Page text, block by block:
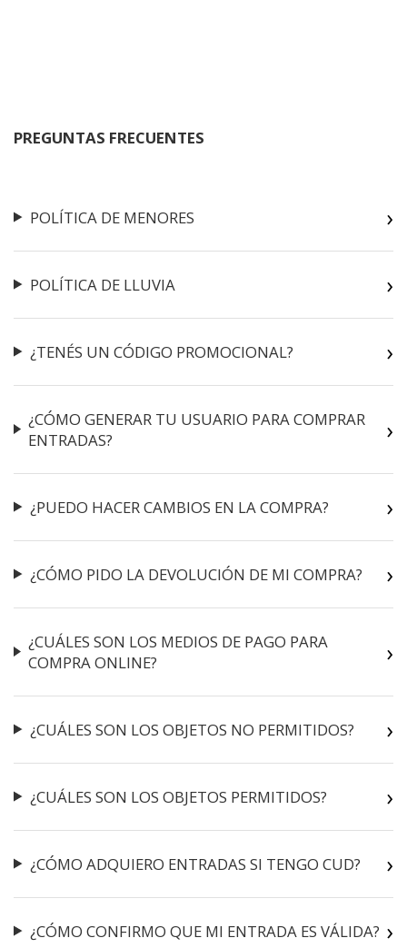
PREGUNTAS FRECUENTES
POLÍTICA DE MENORES
POLÍTICA DE LLUVIA
¿TENÉS UN CÓDIGO PROMOCIONAL?
¿CÓMO GENERAR TU USUARIO PARA COMPRAR
ENTRADAS?
¿PUEDO HACER CAMBIOS EN LA COMPRA?
¿CÓMO PIDO LA DEVOLUCIÓN DE MI COMPRA?
¿CUÁLES SON LOS MEDIOS DE PAGO PARA
COMPRA ONLINE?
¿CUÁLES SON LOS OBJETOS NO PERMITIDOS?
¿CUÁLES SON LOS OBJETOS PERMITIDOS?
¿CÓMO ADQUIERO ENTRADAS SI TENGO CUD?
¿CÓMO CONFIRMO QUE MI ENTRADA ES VÁLIDA?